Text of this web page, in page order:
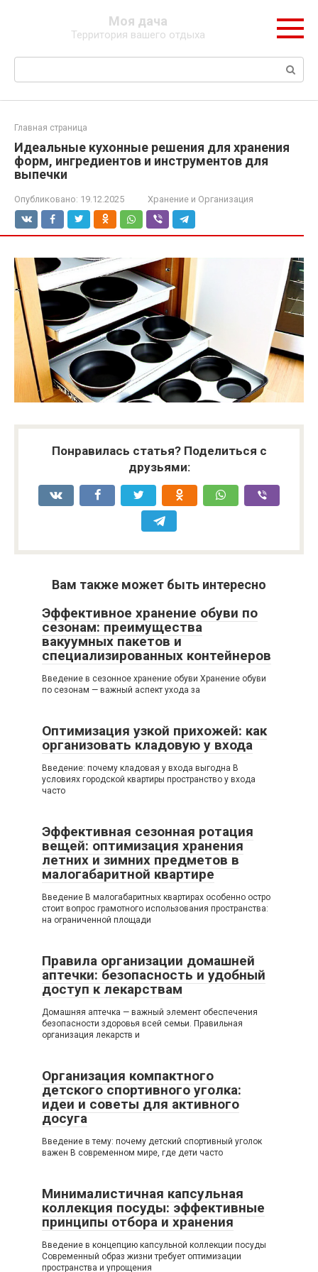
Моя дача
Территория вашего отдыха
Поиск:
Главная страница
Идеальные кухонные решения для хранения
форм, ингредиентов и инструментов для
выпечки
Опубликовано: 19.12.2025 Хранение и Организация
Понравилась статья? Поделиться с
друзьями:
Вам также может быть интересно
Эффективное хранение обуви по
сезонам: преимущества
вакуумных пакетов и
специализированных контейнеров
Введение в сезонное хранение обуви Хранение обуви
по сезонам — важный аспект ухода за
Оптимизация узкой прихожей: как
организовать кладовую у входа
Введение: почему кладовая у входа выгодна В
условиях городской квартиры пространство у входа
часто
Эффективная сезонная ротация
вещей: оптимизация хранения
летних и зимних предметов в
малогабаритной квартире
Введение В малогабаритных квартирах особенно остро
стоит вопрос грамотного использования пространства:
на ограниченной площади
Правила организации домашней
аптечки: безопасность и удобный
доступ к лекарствам
Домашняя аптечка — важный элемент обеспечения
безопасности здоровья всей семьи. Правильная
организация лекарств и
Организация компактного
детского спортивного уголка:
идеи и советы для активного
досуга
Введение в тему: почему детский спортивный уголок
важен В современном мире, где дети часто
Минималистичная капсульная
коллекция посуды: эффективные
принципы отбора и хранения
Введение в концепцию капсульной коллекции посуды
Современный образ жизни требует оптимизации
пространства и упрощения